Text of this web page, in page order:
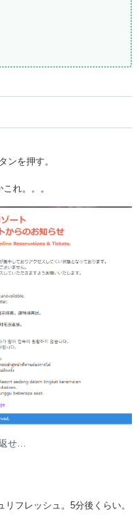
ンを押す。
れ。。。
せ…
フレッシュ。5分後くらい。